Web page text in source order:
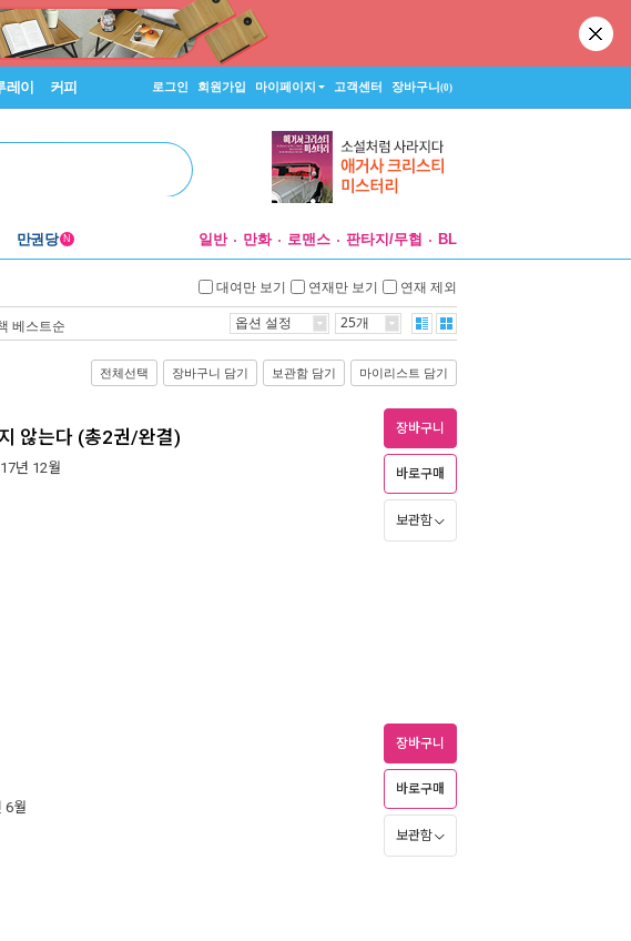
레이 커피 로그인 회원가입 마이페이지 고객센터 장바구니(0)
만권당 N 일반 만화 로맨스 판타지/무협 BL
대여만 보기 연재만 보기 연재 제외
베스트순 옵션 설정 25개
전체선택 장바구니 담기 보관함 담기 마이리스트 담기
않는다 (총2권/완결)
년 12월
장바구니
바로구매
보관함
6월
장바구니
바로구매
보관함